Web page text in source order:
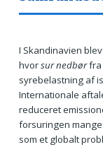
I Skandinavien
hvorsur nedbørfra
syrebelastning af
Internationale
reduceret
forsuringen
som et globalt